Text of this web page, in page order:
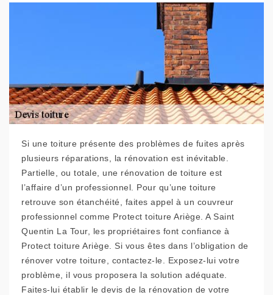
Si une toiture présente des problèmes de fuites après
plusieurs réparations, la rénovation est inévitable.
Partielle, ou totale, une rénovation de toiture est
l’affaire d’un professionnel. Pour qu’une toiture
retrouve son étanchéité, faites appel à un couvreur
professionnel comme Protect toiture Ariège. A Saint
Quentin La Tour, les propriétaires font confiance à
Protect toiture Ariège. Si vous êtes dans l’obligation de
rénover votre toiture, contactez-le. Exposez-lui votre
problème, il vous proposera la solution adéquate.
Faites-lui établir le devis de la rénovation de votre